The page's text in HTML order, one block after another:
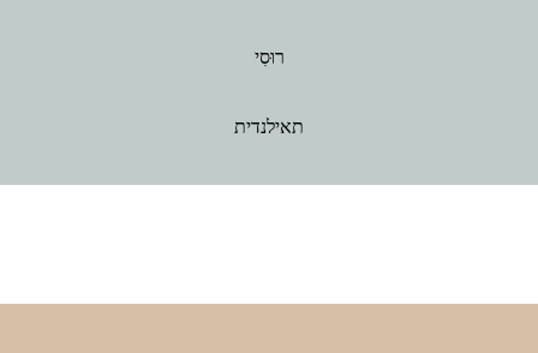
רוּסִי
תאילנדית